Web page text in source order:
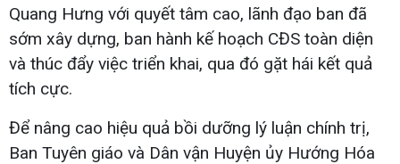
Quang Hưng với quyết tâm cao, lãnh đạo ban đã
sớm xây dựng, ban hành kế hoạch CĐS toàn diện
và thúc đẩy việc triển khai, qua đó gặt hái kết quả
tích cực.
Để nâng cao hiệu quả bồi dưỡng lý luận chính trị,
Ban Tuyên giáo và Dân vận Huyện ủy Hướng Hóa